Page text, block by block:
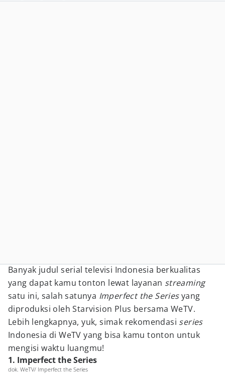
Banyak judul serial televisi Indonesia berkualitas
yang dapat kamu tonton lewat layanan streaming
satu ini, salah satunya Imperfect the Seriesyang
diproduksi oleh Starvision Plus bersama WeTV.
Lebih lengkapnya, yuk, simak rekomendasi series
Indonesia di WeTV yang bisa kamu tonton untuk
mengisi waktu luangmu!
1. Imperfect the Series
dok. WeTV/ Imperfect the Series